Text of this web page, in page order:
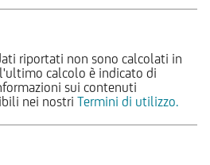
riportati non sono calcolati in
calcolo è indicato di
sui contenuti
nei nostri Termini di utilizzo.